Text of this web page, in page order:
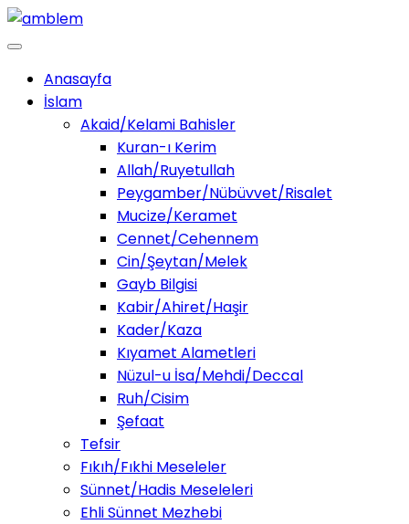
Anasayfa
İslam
Akaid/Kelami Bahisler
Kuran-ı Kerim
Allah/Ruyetullah
Peygamber/Nübüvvet/Risalet
Mucize/Keramet
Cennet/Cehennem
Cin/Şeytan/Melek
Gayb Bilgisi
Kabir/Ahiret/Haşir
Kader/Kaza
Kıyamet Alametleri
Nüzul-u İsa/Mehdi/Deccal
Ruh/Cisim
Şefaat
Tefsir
Fıkıh/Fıkhi Meseleler
Sünnet/Hadis Meseleleri
Ehli Sünnet Mezhebi